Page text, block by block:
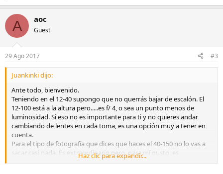
A aoc
Guest
29 Ago 2017 #3
Juankinki dijo:
Ante todo, bienvenido.
Teniendo en el 12-40 supongo que no querrás bajar de escalón. El
12-100 está a la altura pero.....es f/ 4, o sea un punto menos de
luminosidad. Si eso no es importante para ti y no quieres andar
cambiando de lentes en cada toma, es una opción muy a tener en
cuenta.
Para el tipo de fotografía que dices que haces el 40-150 no lo vas a
sacar casi nada. Es extraordinario pero, para mí gusto, es
demasiado grande y pesado. Solamente tendría sentido si hicieras
Haz clic para expandir...